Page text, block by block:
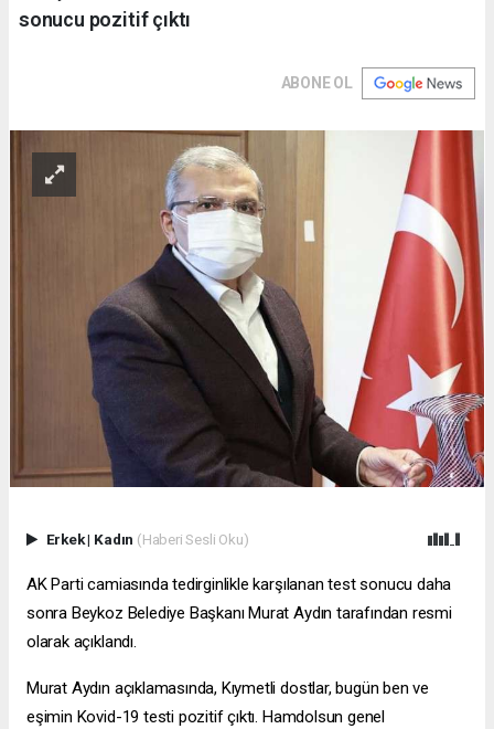
sonucu pozitif çıktı
ABONE OL
Erkek| Kadın (Haberi Sesli Oku)
AK Parti camiasında tedirginlikle karşılanan test sonucu daha
sonra Beykoz Belediye Başkanı Murat Aydın tarafından resmi
olarak açıklandı.
Murat Aydın açıklamasında, Kıymetli dostlar, bugün ben ve
eşimin Kovid-19 testi pozitif çıktı. Hamdolsun genel